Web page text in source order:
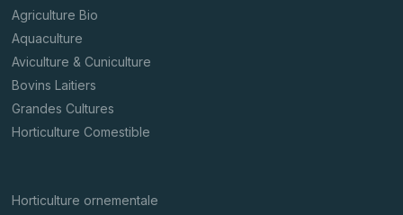
Agriculture Bio
Aquaculture
Aviculture & Cuniculture
Bovins Laitiers
Grandes Cultures
Horticulture Comestible
Horticulture ornementale